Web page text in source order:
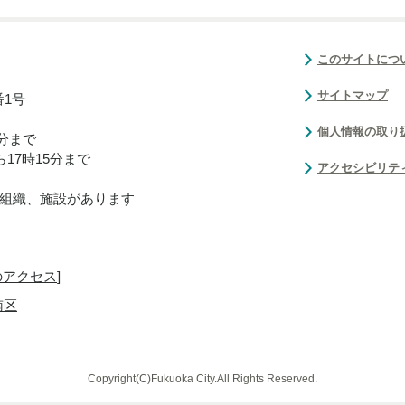
1号
まで
17時15分まで
織、施設があります
クセス]
区
このサイトにつ
サイトマップ
個人情報の取り
アクセシビリテ
Copyright(C)Fukuoka City.All Rights Reserved.